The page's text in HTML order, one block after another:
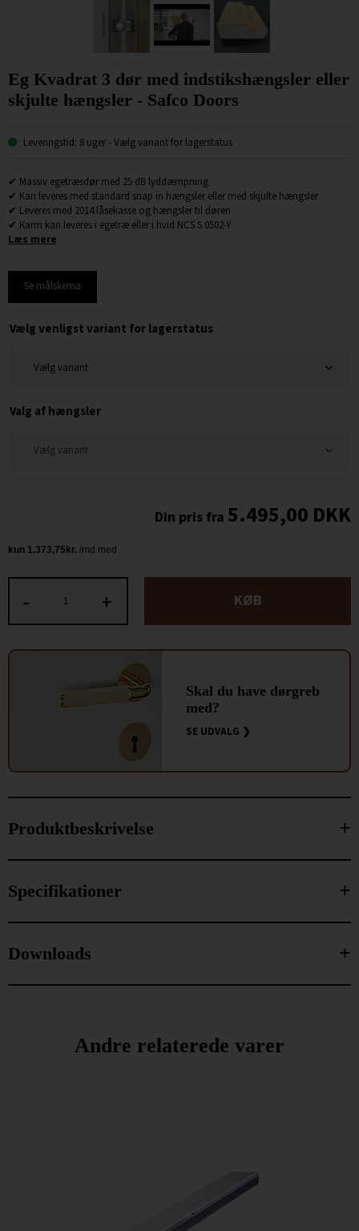
Eg Kvadrat 3 dør med indstikshængsler eller
skjulte hængsler - Safco Doors
Leveringstid: 8 uger - Vælg variant for lagerstatus
✔ Massiv egetræsdør med 25 dB lyddæmpning
✔ Kan leveres med standard snap in hængsler eller med skjulte hængsler
✔ Leveres med 2014 låsekasse og hængsler til døren
✔ Karm kan leveres i egetræ eller i hvid NCS S 0502-Y
Læs mere
Se målskema
Vælg venligst variant for lagerstatus
Valg af hængsler
5.495,00 DKK
+
- KØB
Skal du have dørgreb
med?
SE UDVALG ❯
Produktbeskrivelse
Specifikationer
Downloads
Andre relaterede varer